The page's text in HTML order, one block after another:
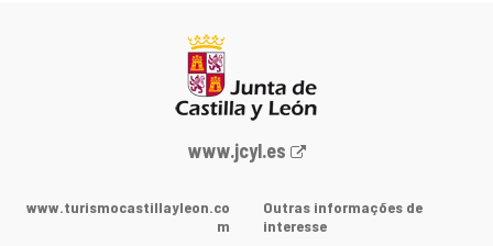
Portal
Junta
www.jcyl.es
www.turismocastillayleon.co
m
Outras informações de
interesse